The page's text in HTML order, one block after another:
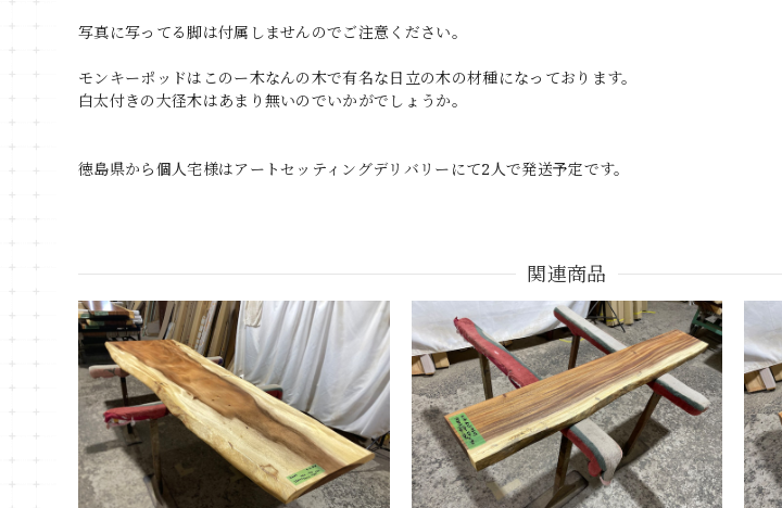
写真に写ってる脚は付属しませんのでご注意ください。
モンキーポッドはこのー木なんの木で有名な日立の木の材種になっております。
白太付きの大径木はあまり無いのでいかがでしょうか。
徳島県から個人宅様はアートセッティングデリバリーにて2人で発送予定です。
関連商品